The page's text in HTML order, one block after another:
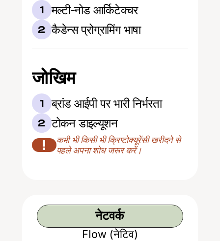
1 मल्टी-नोड आर्किटेक्चर
2 कैडेन्स प्रोग्रामिंग भाषा
जोखिम
1 ब्रांड आईपी पर भारी निर्भरता
2 टोकन डाइल्यूशन
!
कभी भी किसी भी क्रिप्टोक्यूरेंसी खरीदने से
पहले अपना शोध जरूर करें।
नेटवर्क
Flow (नेटिव)